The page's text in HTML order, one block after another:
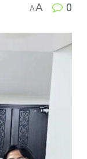
AA 0